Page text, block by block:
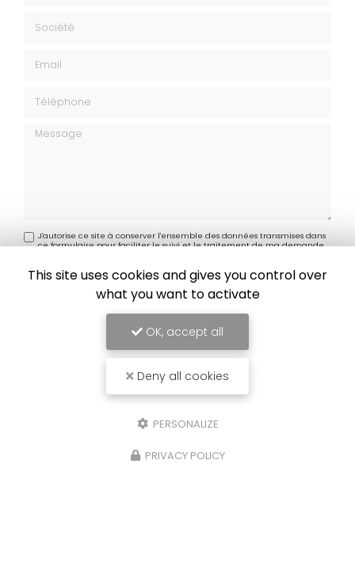
Message
J'autorise ce site à conserver l'ensemble des données transmises dans
ce formulaire pour faciliter le suivi et le traitement de ma demande.
This site uses cookies and gives you control over
what you want to activate
OK, accept all
Deny all cookies
PERSONALIZE
PRIVACY POLICY